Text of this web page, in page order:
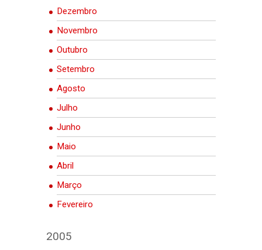
Dezembro
Novembro
Outubro
Setembro
Agosto
Julho
Junho
Maio
Abril
Março
Fevereiro
2005